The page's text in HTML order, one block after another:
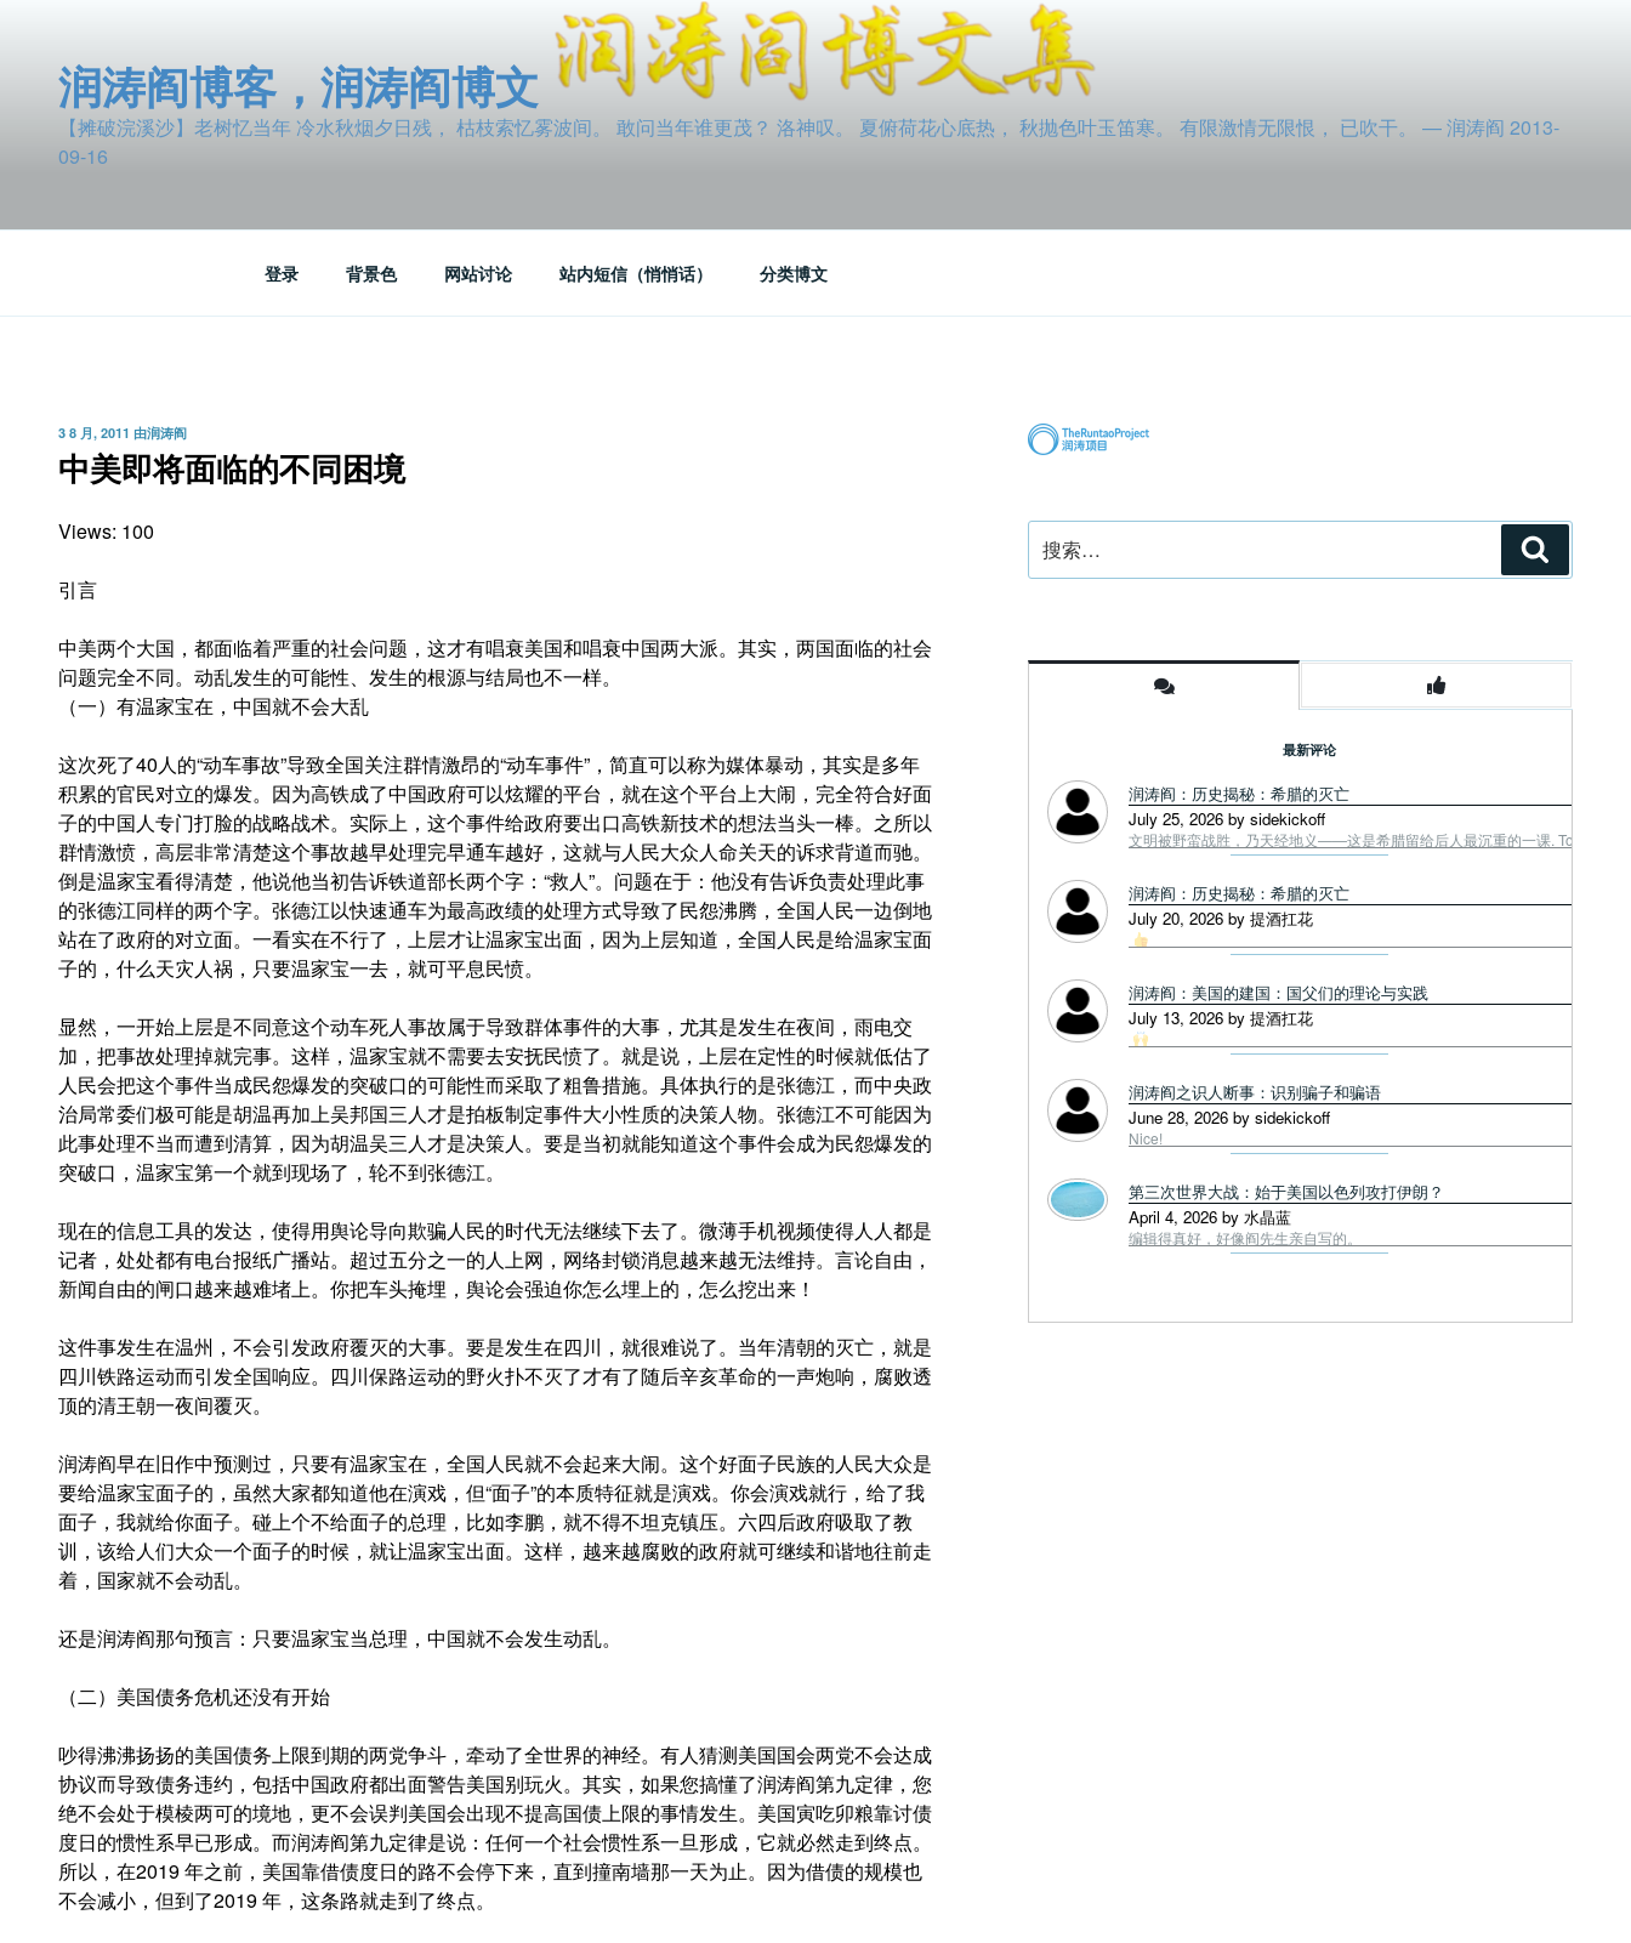
润涛阎博客，润涛阎博文
【摊破浣溪沙】老树忆当年 冷水秋烟夕日残， 枯枝索忆雾波间。 敢问当年谁更茂？ 洛神叹。 夏俯荷花心底热， 秋抛色叶玉笛寒。 有限激情无限恨， 已吹干。 — 润涛阎 2013-
09-16
登录 背景色 网站讨论 站内短信（悄悄话） 分类博文
发
于
3 8 月, 2011 由润涛阎
中美即将面临的不同困境
Views: 100
引言
中美两个大国，都面临着严重的社会问题，这才有唱衰美国和唱衰中国两大派。其实，两国面临的社会
问题完全不同。动乱发生的可能性、发生的根源与结局也不一样。
（一）有温家宝在，中国就不会大乱
这次死了40人的“动车事故”导致全国关注群情激昂的“动车事件”，简直可以称为媒体暴动，其实是多年
积累的官民对立的爆发。因为高铁成了中国政府可以炫耀的平台，就在这个平台上大闹，完全符合好面
子的中国人专门打脸的战略战术。实际上，这个事件给政府要出口高铁新技术的想法当头一棒。之所以
群情激愤，高层非常清楚这个事故越早处理完早通车越好，这就与人民大众人命关天的诉求背道而驰。
倒是温家宝看得清楚，他说他当初告诉铁道部长两个字：“救人”。问题在于：他没有告诉负责处理此事
的张德江同样的两个字。张德江以快速通车为最高政绩的处理方式导致了民怨沸腾，全国人民一边倒地
站在了政府的对立面。一看实在不行了，上层才让温家宝出面，因为上层知道，全国人民是给温家宝面
子的，什么天灾人祸，只要温家宝一去，就可平息民愤。
显然，一开始上层是不同意这个动车死人事故属于导致群体事件的大事，尤其是发生在夜间，雨电交
加，把事故处理掉就完事。这样，温家宝就不需要去安抚民愤了。就是说，上层在定性的时候就低估了
人民会把这个事件当成民怨爆发的突破口的可能性而采取了粗鲁措施。具体执行的是张德江，而中央政
治局常委们极可能是胡温再加上吴邦国三人才是拍板制定事件大小性质的决策人物。张德江不可能因为
此事处理不当而遭到清算，因为胡温吴三人才是决策人。要是当初就能知道这个事件会成为民怨爆发的
突破口，温家宝第一个就到现场了，轮不到张德江。
现在的信息工具的发达，使得用舆论导向欺骗人民的时代无法继续下去了。微薄手机视频使得人人都是
记者，处处都有电台报纸广播站。超过五分之一的人上网，网络封锁消息越来越无法维持。言论自由，
新闻自由的闸口越来越难堵上。你把车头掩埋，舆论会强迫你怎么埋上的，怎么挖出来！
这件事发生在温州，不会引发政府覆灭的大事。要是发生在四川，就很难说了。当年清朝的灭亡，就是
四川铁路运动而引发全国响应。四川保路运动的野火扑不灭了才有了随后辛亥革命的一声炮响，腐败透
顶的清王朝一夜间覆灭。
润涛阎早在旧作中预测过，只要有温家宝在，全国人民就不会起来大闹。这个好面子民族的人民大众是
要给温家宝面子的，虽然大家都知道他在演戏，但“面子”的本质特征就是演戏。你会演戏就行，给了我
面子，我就给你面子。碰上个不给面子的总理，比如李鹏，就不得不坦克镇压。六四后政府吸取了教
训，该给人们大众一个面子的时候，就让温家宝出面。这样，越来越腐败的政府就可继续和谐地往前走
着，国家就不会动乱。
还是润涛阎那句预言：只要温家宝当总理，中国就不会发生动乱。
（二）美国债务危机还没有开始
吵得沸沸扬扬的美国债务上限到期的两党争斗，牵动了全世界的神经。有人猜测美国国会两党不会达成
协议而导致债务违约，包括中国政府都出面警告美国别玩火。其实，如果您搞懂了润涛阎第九定律，您
绝不会处于模棱两可的境地，更不会误判美国会出现不提高国债上限的事情发生。美国寅吃卯粮靠讨债
度日的惯性系早已形成。而润涛阎第九定律是说：任何一个社会惯性系一旦形成，它就必然走到终点。
所以，在2019 年之前，美国靠借债度日的路不会停下来，直到撞南墙那一天为止。因为借债的规模也
不会减小，但到了2019 年，这条路就走到了终点。
索：
索
最新评论
润涛阎：历史揭秘：希腊的灭亡
July 25, 2026 by sidekickoff
文明被野蛮战胜，乃天经地义——这是希腊留给后人最沉重的一课. Tough
润涛阎：历史揭秘：希腊的灭亡
July 20, 2026 by 提酒扛花
润涛阎：美国的建国：国父们的理论与实践
July 13, 2026 by 提酒扛花
润涛阎之识人断事：识别骗子和骗语
June 28, 2026 by sidekickoff
Nice!
第三次世界大战：始于美国以色列攻打伊朗？
April 4, 2026 by 水晶蓝
编辑得真好，好像阎先生亲自写的。